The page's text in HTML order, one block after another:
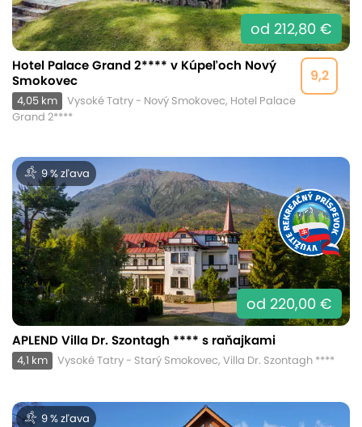
od 212,80 €
9,2
Hotel Palace Grand 2**** v Kúpeľoch Nový
Smokovec
4,05 km
Vysoké Tatry - Nový Smokovec, Hotel Palace
Grand 2****
9 % zľava
od 220,00 €
APLEND Villa Dr. Szontagh **** s raňajkami
4,1 km Vysoké Tatry - Starý Smokovec, Villa Dr. Szontagh ****
9 % zľava